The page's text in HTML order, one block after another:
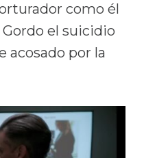
como él
el suicidio
acosado por la